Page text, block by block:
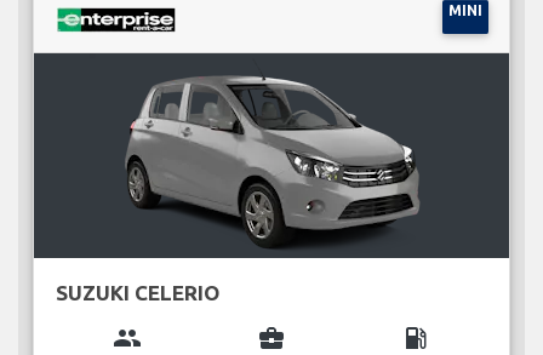
MINI
SUZUKI CELERIO
group business_center local_gas_station